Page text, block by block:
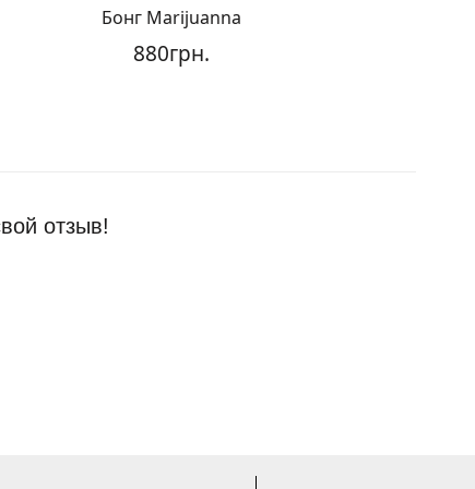
Бонг Marijuanna
880грн.
отзыв!